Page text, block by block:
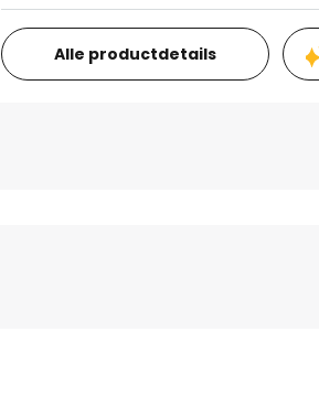
Alle productdetails